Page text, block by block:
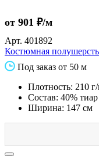
от 901 ₽/м
Арт. 401892
Костюмная
Под заказ от 50 м
Плотность: 210 г/
Состав: 40%
Ширина: 147 см